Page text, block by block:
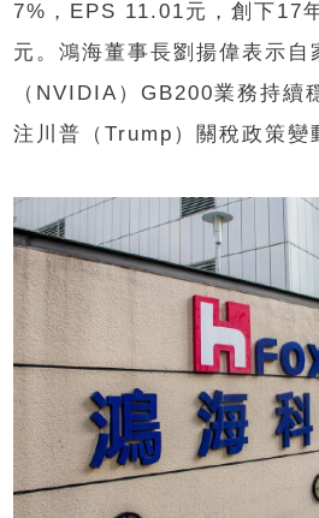
7%，EPS 11.01元，創下17
元。鴻海董事長劉揚偉表示自
（NVIDIA）GB200業務持續
注川普（Trump）關稅政策變